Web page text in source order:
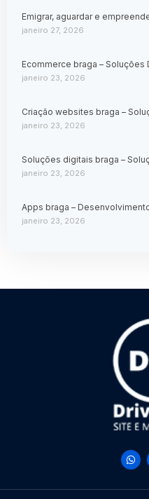
Emigrar, aguardar e
janeiro 27, 2026
Ecommerce braga – Soluções
janeiro 23, 2026
Criação websites braga –
janeiro 23, 2026
Soluções digitais braga –
janeiro 23, 2026
Apps braga –
janeiro 23, 2026